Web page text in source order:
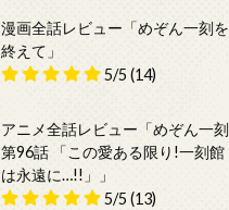
漫画全話レビュー「めぞん一刻を
終えて」
5/5 (14)
アニメ全話レビュー「めぞん一刻
第96話 「この愛ある限り!一刻館
は永遠に…!!」」
5/5 (13)